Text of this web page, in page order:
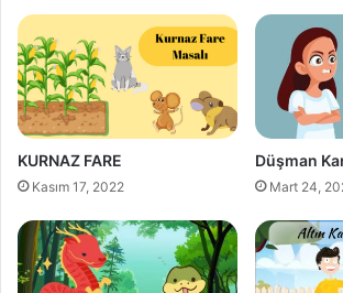
KURNAZ FARE
Kasım 17, 2022
Düşman
Mart 24,